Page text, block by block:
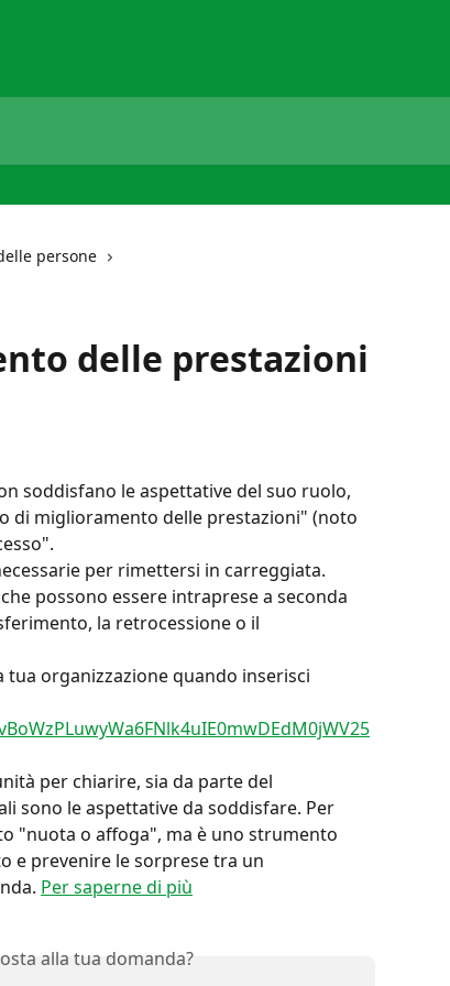
persone
delle prestazioni
soddisfano le aspettative del suo ruolo,
di miglioramento delle prestazioni" (noto
per rimettersi in carreggiata.
possono essere intraprese a seconda
la retrocessione o il
tua organizzazione quando inserisci
per chiarire, sia da parte del
sono le aspettative da soddisfare. Per
"nuota o affoga", ma è uno strumento
e prevenire le sorprese tra un
Per saperne di più
alla tua domanda?